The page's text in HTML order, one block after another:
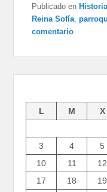
Publicado en Historia
Reina Sofía ,
comentario
L M X
3
4 5
10
11 12
17
18 19